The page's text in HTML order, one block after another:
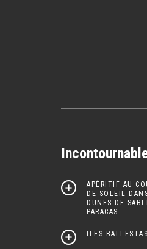
APÉRITIF AU
DE SOLEIL
DUNES DE
PARACAS
ILES BALLESTAS